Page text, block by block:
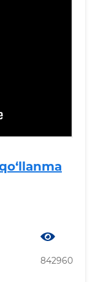
842960